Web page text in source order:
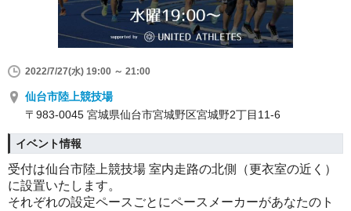
2022/7/27(水) 19:00 ～ 21:00
仙台市陸上競技場
〒983-0045 宮城県仙台市宮城野区宮城野2丁目11-6
イベント情報
受付は仙台市陸上競技場 室内走路の北側（更衣室の近く）
に設置いたします。
それぞれの設定ペースごとにペースメーカーがあなたのト